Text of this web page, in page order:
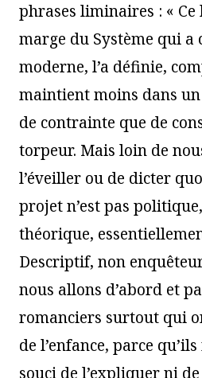
phrases liminaires : «
marge du Système qui a
moderne, l’a définie,
maintient moins dans
de contrainte que de
torpeur. Mais loin de
l’éveiller ou de dicter
projet n’est pas
théorique,
Descriptif, non
nous allons d’abord et
romanciers surtout qui
de l’enfance, parce
souci de l’expliquer ni